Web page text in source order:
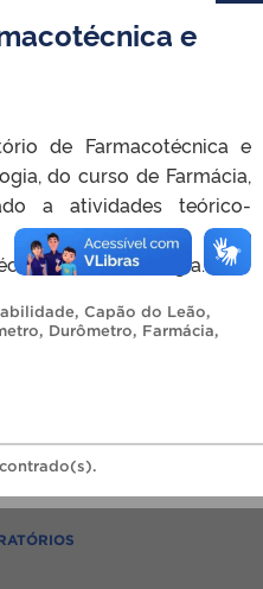
e
de Farmacotécnica e
do curso de Farmácia,
a atividades teórico-
da disciplina de
e Cosmetologia.
, Capão do Leão,
, Durômetro, Farmácia,